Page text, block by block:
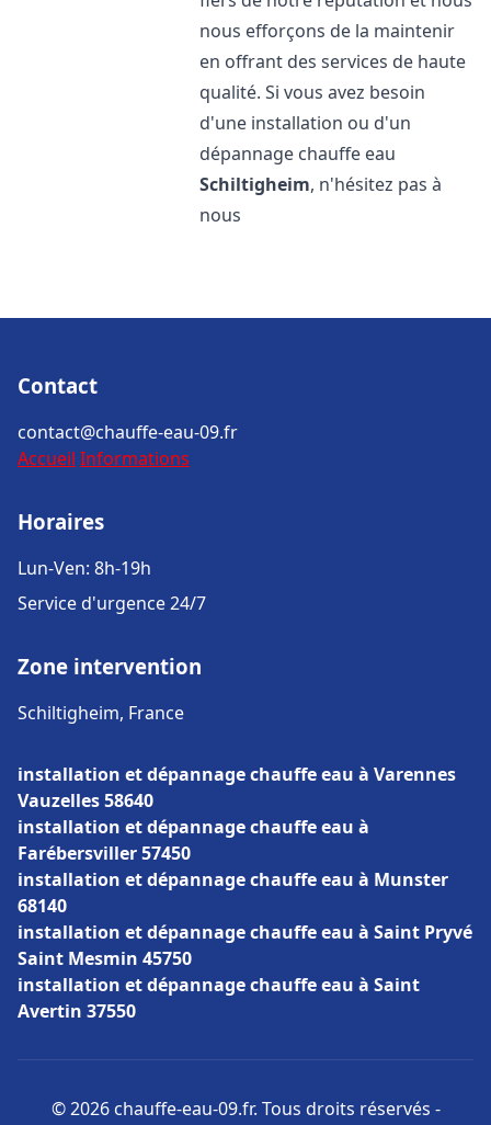
nous efforçons de la maintenir
en offrant des services de haute
qualité. Si vous avez besoin
d'une installation ou d'un
dépannage chauffe eau
Schiltigheim, n'hésitez pas à
nous
Contact
contact@chauffe-eau-09.fr
Accueil Informations
Horaires
Lun-Ven: 8h-19h
Service d'urgence 24/7
Zone intervention
Schiltigheim, France
installation et dépannage chauffe eau à Varennes
Vauzelles 58640
installation et dépannage chauffe eau à
Farébersviller 57450
installation et dépannage chauffe eau à Munster
68140
installation et dépannage chauffe eau à Saint Pryvé
Saint Mesmin 45750
installation et dépannage chauffe eau à Saint
Avertin 37550
© 2026 chauffe-eau-09.fr. Tous droits réservés -